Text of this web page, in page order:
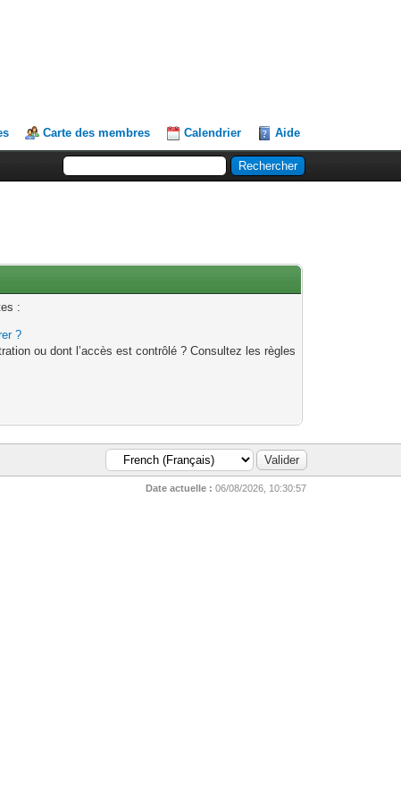
Carte des membres Calendrier Aide
:
?
ou dont l’accès est contrôlé ? Consultez les règles
Date actuelle : 06/08/2026, 10:30:57